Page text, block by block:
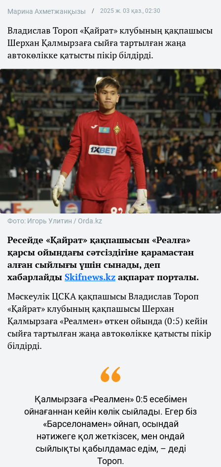
Марина Ахметжанқызы 2025 ж. 03 қаз., 02:30
Владислав Тороп «Қайрат» клубының қақпашысы
Шерхан Қалмырзаға сыйға тартылған жаңа
автокөлікке қатысты пікір білдірді.
Фото: Игорь Улитин / Orda.kz
Ресейде «Қайрат» қақпашысын «Реалға»
қарсы ойындағы сәтсіздігіне қарамастан
алған сыйлығы үшін сынады, деп
хабарлайды Skifnews.kz ақпарат порталы.
Мәскеулік ЦСКА қақпашысы Владислав Тороп
«Қайрат» клубының қақпашысы Шерхан
Қалмырзаға «Реалмен» өткен ойында (0:5) кейін
сыйға тартылған жаңа автокөлікке қатысты пікір
білдірді.
Қалмырзаға «Реалмен» 0:5 есебімен
ойнағаннан кейін көлік сыйлады. Егер біз
«Барселонамен» ойнап, осындай
нәтижеге қол жеткізсек, мен ондай
сыйлықты қабылдамас едім, – деді
Тороп.